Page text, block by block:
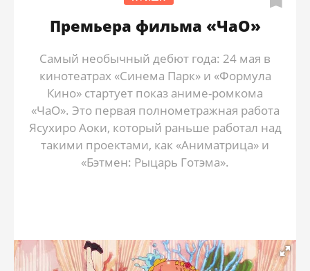
Премьера фильма «ЧаО»
Самый необычный дебют года: 24 мая в
кинотеатрах «Синема Парк» и «Формула
Кино» стартует показ аниме-ромкома
«ЧаО». Это первая полнометражная работа
Ясухиро Аоки, который раньше работал над
такими проектами, как «Аниматрица» и
«Бэтмен: Рыцарь Готэма».